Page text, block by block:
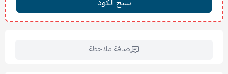
العرض: 128 سم
العمق: 85 سم
إضافة ملاحظة